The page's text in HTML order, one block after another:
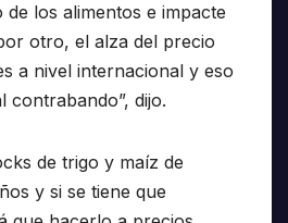
los alimentos e impacte
otro, el alza del precio
a nivel internacional y eso
contrabando”, dijo.
de trigo y maíz de
y si se tiene que